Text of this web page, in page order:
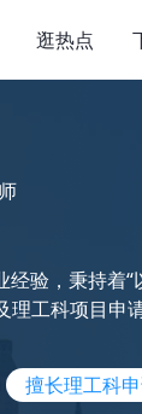
逛热点
验，秉持着
工科项目申
擅长理工科